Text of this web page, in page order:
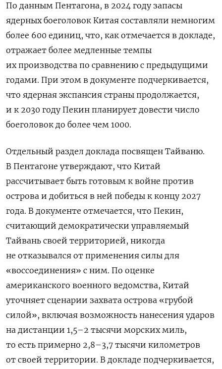
По данным Пентагона, в 2024 году запасы
ядерных боеголовок Китая составляли немногим
более 600 единиц, что, как отмечается в докладе,
отражает более медленные темпы
их производства по сравнению с предыдущими
годами. При этом в документе подчеркивается,
что ядерная экспансия страны продолжается,
и к 2030 году Пекин планирует довести число
боеголовок до более чем 1000.
Отдельный раздел доклада посвящен Тайваню.
В Пентагоне утверждают, что Китай
рассчитывает быть готовым к войне против
острова и добиться в ней победы к концу 2027
года. В документе отмечается, что Пекин,
считающий демократически управляемый
Тайвань своей территорией, никогда
не отказывался от применения силы для
«воссоединения» с ним. По оценке
американского военного ведомства, Китай
уточняет сценарии захвата острова «грубой
силой», включая возможность нанесения ударов
на дистанции 1,5–2 тысячи морских миль,
то есть примерно 2,8–3,7 тысячи километров
от своей территории. В докладе подчеркивается,